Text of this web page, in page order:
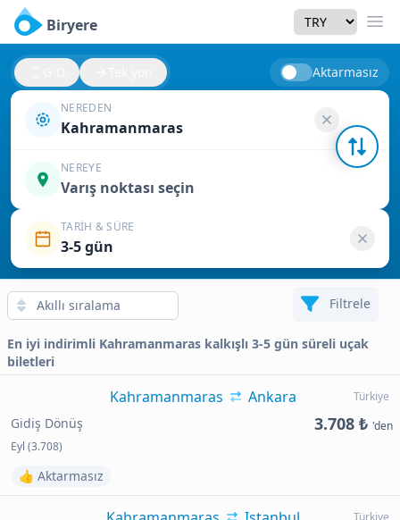
Biryere Currency
Aktarmasız
NEREDEN
Kahramanmaras
NEREYE
Varış noktası seçin
TARIH & SÜRE
3-5 gün
Filtrele
En iyi indirimli Kahramanmaras kalkışlı 3-5 gün süreli uçak
biletleri
Türkiye
Kahramanmaras Ankara
Gidiş Dönüş
Eyl (3.708)
3.708 ₺ 'den
👍 Aktarmasız
Türkiye